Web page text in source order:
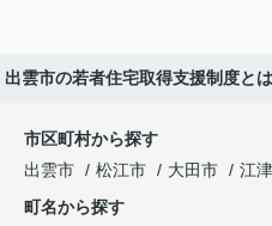
出雲市の若者住宅取得支援制度と
市区町村から探す
出雲市
松江市 大田市 江
町名から探す